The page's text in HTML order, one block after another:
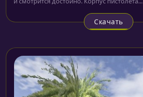
Скачать